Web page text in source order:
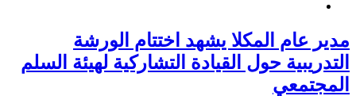
مدير عام المكلا يشهد اختتام الورشة
التدريبية حول القيادة التشاركية لهيئة السلم
المجتمعي